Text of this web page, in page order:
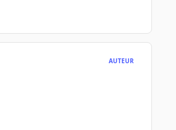
AUTEUR